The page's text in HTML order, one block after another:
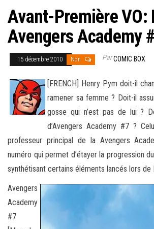
Avant-Première VO:
Avengers Academy
15 décembre 2010 Non ParCOMIC BOX
[FRENCH] Henry Pym doit-il
ramener sa femme ? Doit-il
gosse qui n’est pas de lui ?
d’Avengers Academy #7 ?
professeur principal de la Avengers
numéro qui permet d’étayer la progression
synthétisant certains éléments lancés lors de
Avengers
Academy
#7